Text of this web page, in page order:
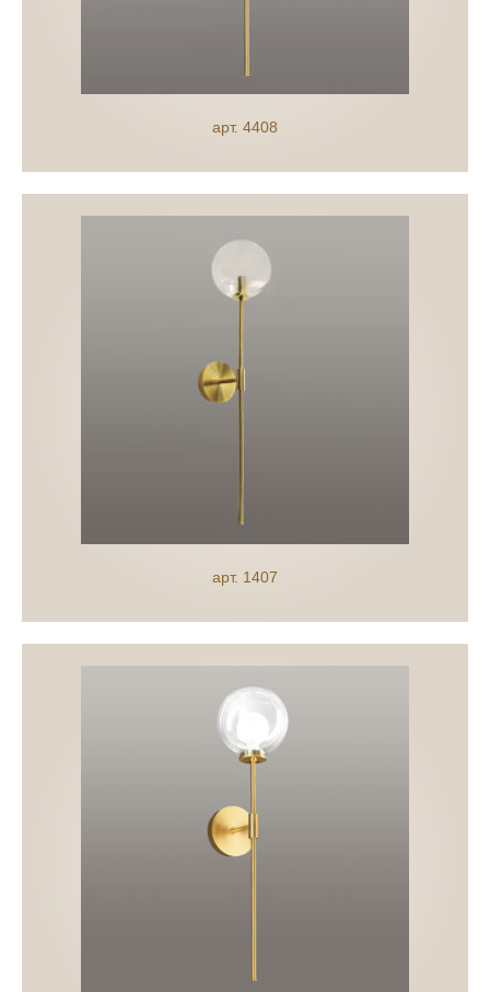
арт. 4408
арт. 1407